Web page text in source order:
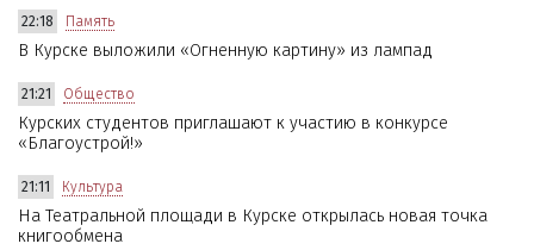
22:18 Память
В Курске выложили «Огненную картину» из лампад
21:21 Общество
Курских студентов приглашают к участию в конкурсе
«Благоустрой!»
21:11 Культура
На Театральной площади в Курске открылась новая точка
книгообмена